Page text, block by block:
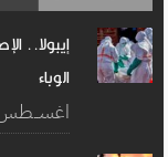
الوباء
07 اغســطس.2026 -